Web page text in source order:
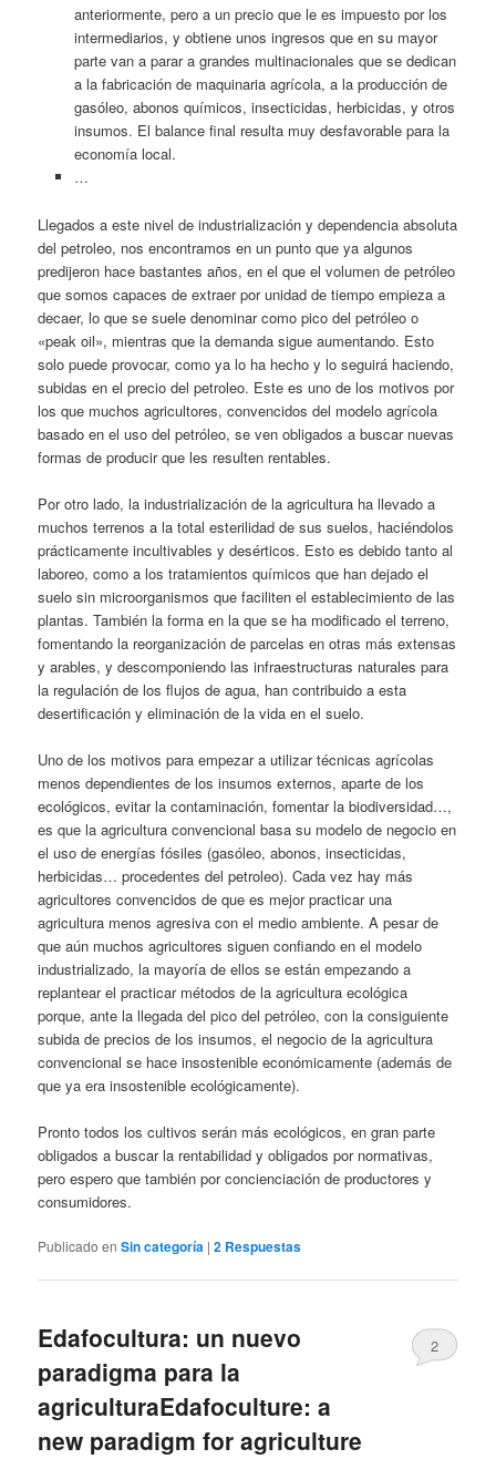
anteriormente, pero a un precio que le es impuesto por los
intermediarios, y obtiene unos ingresos que en su mayor
parte van a parar a grandes multinacionales que se dedican
a la fabricación de maquinaria agrícola, a la producción de
gasóleo, abonos químicos, insecticidas, herbicidas, y otros
insumos. El balance final resulta muy desfavorable para la
economía local.
…
Llegados a este nivel de industrialización y dependencia absoluta
del petroleo, nos encontramos en un punto que ya algunos
predijeron hace bastantes años, en el que el volumen de petróleo
que somos capaces de extraer por unidad de tiempo empieza a
decaer, lo que se suele denominar como pico del petróleo o
«peak oil», mientras que la demanda sigue aumentando. Esto
solo puede provocar, como ya lo ha hecho y lo seguirá haciendo,
subidas en el precio del petroleo. Este es uno de los motivos por
los que muchos agricultores, convencidos del modelo agrícola
basado en el uso del petróleo, se ven obligados a buscar nuevas
formas de producir que les resulten rentables.
Por otro lado, la industrialización de la agricultura ha llevado a
muchos terrenos a la total esterilidad de sus suelos, haciéndolos
prácticamente incultivables y desérticos. Esto es debido tanto al
laboreo, como a los tratamientos químicos que han dejado el
suelo sin microorganismos que faciliten el establecimiento de las
plantas. También la forma en la que se ha modificado el terreno,
fomentando la reorganización de parcelas en otras más extensas
y arables, y descomponiendo las infraestructuras naturales para
la regulación de los flujos de agua, han contribuido a esta
desertificación y eliminación de la vida en el suelo.
Uno de los motivos para empezar a utilizar técnicas agrícolas
menos dependientes de los insumos externos, aparte de los
ecológicos, evitar la contaminación, fomentar la biodiversidad…,
es que la agricultura convencional basa su modelo de negocio en
el uso de energías fósiles (gasóleo, abonos, insecticidas,
herbicidas… procedentes del petroleo). Cada vez hay más
agricultores convencidos de que es mejor practicar una
agricultura menos agresiva con el medio ambiente. A pesar de
que aún muchos agricultores siguen confiando en el modelo
industrializado, la mayoría de ellos se están empezando a
replantear el practicar métodos de la agricultura ecológica
porque, ante la llegada del pico del petróleo, con la consiguiente
subida de precios de los insumos, el negocio de la agricultura
convencional se hace insostenible económicamente (además de
que ya era insostenible ecológicamente).
Pronto todos los cultivos serán más ecológicos, en gran parte
obligados a buscar la rentabilidad y obligados por normativas,
pero espero que también por concienciación de productores y
consumidores.
Publicado en Sin categoría |2 Respuestas
Edafocultura: un nuevo
paradigma para la
agriculturaEdafoculture: a
new paradigm for agriculture
2